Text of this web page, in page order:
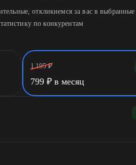
откликнемся за вас в
по конкурентам
1 195 ₽
799 ₽ в месяц